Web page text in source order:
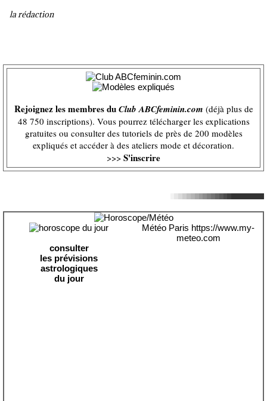
la rédaction
Rejoignez les membres duClub ABCfeminin.com (déjà plus de
48 750 inscriptions). Vous pourrez télécharger les explications
gratuites ou consulter des tutoriels de près de 200 modèles
expliqués et accéder à des ateliers mode et décoration.
>>> S'inscrire
consulter
les prévisions
astrologiques
du jour
Météo Paris https://www.my-
meteo.com